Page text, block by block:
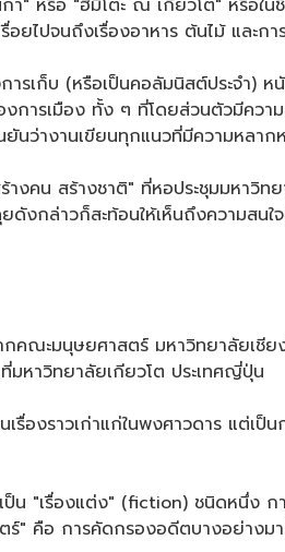
" หรือ "ฮิมิโตะ ณ เกียวโต" หรือ
ไปจนถึงเรื่องอาหาร ต้นไม้ และ
รเก็บ (หรือเป็นคอลัมนิสต์ประจำ
ารเมือง ทั้ง ๆ ที่โดยส่วนตัวมีควา
นว่างานเขียนทุกแนวที่มีความหลา
งคน สร้างชาติ" ที่หอประชุมมหาวิ
งกล่าวก็สะท้อนให้เห็นถึงความสน
ณะมนุษยศาสตร์ มหาวิทยาลัยเชีย
มหาวิทยาลัยเกียวโต ประเทศญี่ปุ่น
รื่องราวเก่าแก่ในพงศาวดาร แต่เ
ป็น "เรื่องแต่ง" (fiction) ชนิดหนึ่ง
ร์" คือ การคัดกรองอดีตบางอย่าง